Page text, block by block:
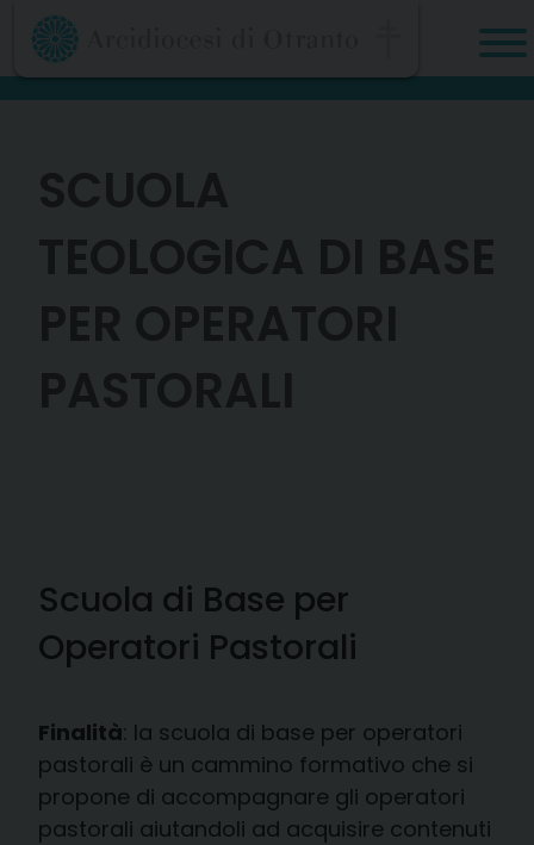
Skip
content
Scuola di Base per
Operatori Pastorali
Finalità: la scuola di base per operatori
pastorali è un cammino formativo che si
propone di accompagnare gli operatori
pastorali aiutandoli ad acquisire contenuti